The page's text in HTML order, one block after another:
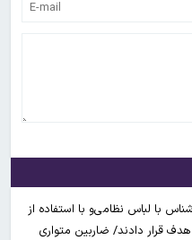
با لباس نظامی‌و با استفاده از
قرار دادند/ ضاربین متواری